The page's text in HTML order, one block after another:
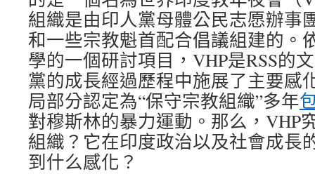
組織是由印人黨母體公民志愿辦事
和一些宗教魁首配合倡議組建的。
學的一個研討項目，VHP是RSS的
黨的成長經過歷程中施展了主要感
局部分認定為“保守宗教組織”多年
對穆斯林的暴力運動。那么，VHP
組織？它在印度政治以及社會成長
到什么感化？